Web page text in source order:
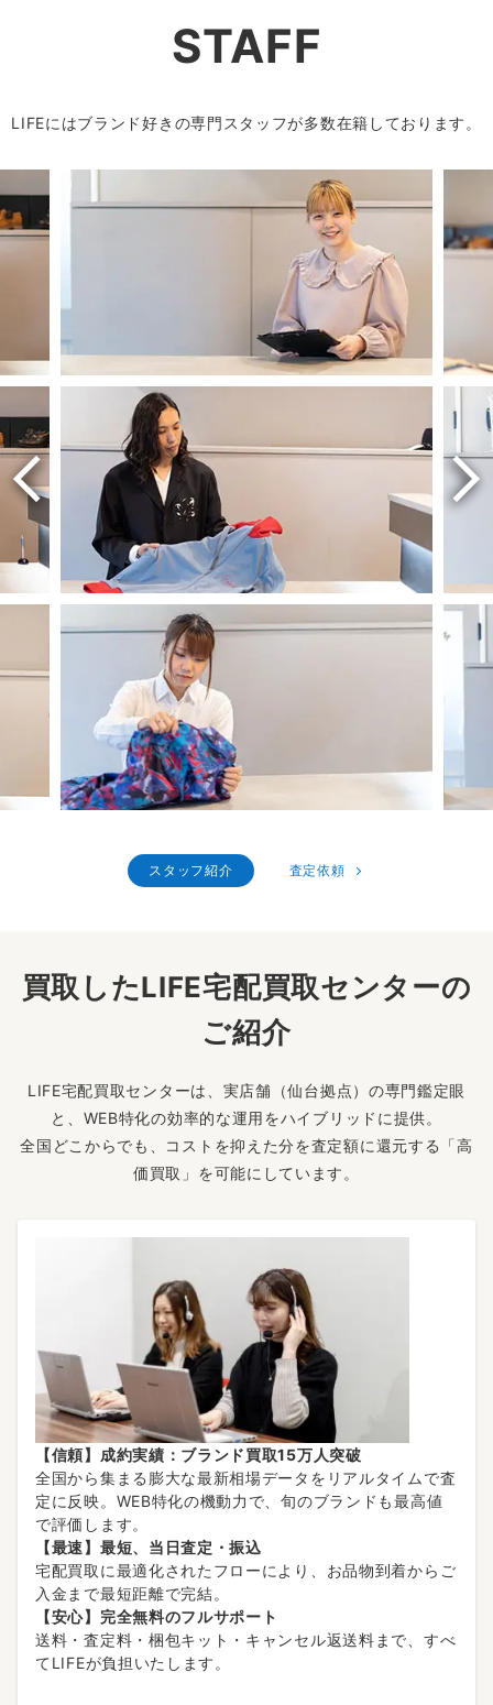
STAFF
LIFEにはブランド好きの専門スタッフが多数在籍しております。
スタッフ紹介 査定依頼
買取したLIFE宅配買取センターの
ご紹介
LIFE宅配買取センターは、実店舗（仙台拠点）の専門鑑定眼
と、WEB特化の効率的な運用をハイブリッドに提供。
全国どこからでも、コストを抑えた分を査定額に還元する「高
価買取」を可能にしています。
【信頼】成約実績：ブランド買取15万人突破
全国から集まる膨大な最新相場データをリアルタイムで査
定に反映。WEB特化の機動力で、旬のブランドも最高値
で評価します。
【最速】最短、当日査定・振込
宅配買取に最適化されたフローにより、お品物到着からご
入金まで最短距離で完結。
【安心】完全無料のフルサポート
送料・査定料・梱包キット・キャンセル返送料まで、すべ
てLIFEが負担いたします。